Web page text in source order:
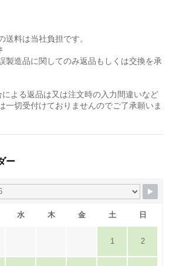
送料は当社負担です。
製造品に関してのみ返品もしくは交換を承
よる返品は又は注文時の入力間違いなど
一切受付けておりませんのでご了承願いま
ー
水 木 金 土 日
1 2